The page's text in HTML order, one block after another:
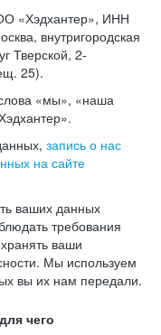
«Хэдхантер», ИНН
внутригородская
Тверской, 2-
25).
«мы», «наша
запись о нас
на сайте
ваших данных
требования
ваши
Мы используем
вы их нам передали.
чего